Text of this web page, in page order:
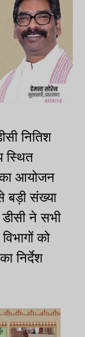
नितिश
स्थित
का आयोजन
बड़ी संख्या
ने सभी
को
निर्देश